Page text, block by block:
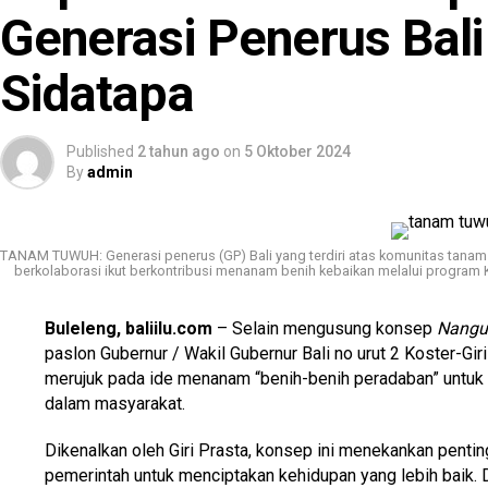
Generasi Penerus
Sidatapa
Published 2 tahun ago on 5 Oktober 2024
Byadmin
TANAM TUWUH: Generasi penerus (GP) Bali yang terdiri atas komunitas
berkolaborasi ikut berkontribusi menanam benih kebaikan melalui
Buleleng, baliilu.com – Selain mengusung konsep
paslon Gubernur / Wakil Gubernur Bali no urut 2 Koster-
merujuk pada ide menanam “benih-benih peradaban”
dalam masyarakat.
Dikenalkan oleh Giri Prasta, konsep ini menekankan
pemerintah untuk menciptakan kehidupan yang lebih baik.